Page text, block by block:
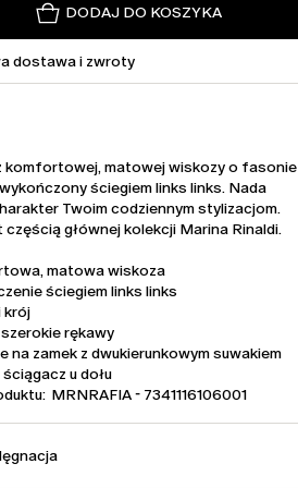
DODAJ DO KOSZYKA
dostawa i zwroty
komfortowej, matowej wiskozy o fasonie
ściegiem links links. Nada
Twoim codziennym stylizacjom.
głównej kolekcji Marina Rinaldi.
matowa wiskoza
ściegiem links links
krój
szerokie rękawy
na zamek z dwukierunkowym suwakiem
u dołu
MRNRAFIA - 7341116106001